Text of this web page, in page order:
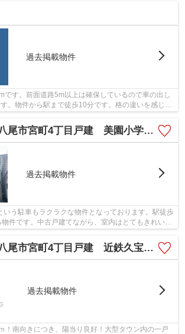
過去掲載物件
です。前面道路5m以上は確保しているので車の出し
。物件から駅まで徒歩10分です。格の違いを感じら
尾市宮町4丁目戸建 美園小学校区 近鉄久宝寺口駅
過去掲載物件
いう駐車もラクラクな物件となっております。駅徒歩
件です。中古戸建てながら、室内はとてもきれいで
尾市宮町4丁目戸建 近鉄久宝寺口駅 美園小学校区
過去掲載物件
！南向きにつき、陽当り良好！大型タウン内の一戸